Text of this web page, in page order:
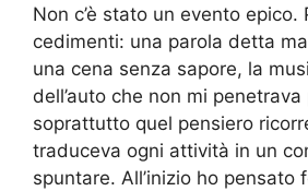
Non c’è stato un evento epico.
cedimenti: una parola detta
una cena senza sapore, la
dell’auto che non mi penetrava
soprattutto quel pensiero
traduceva ogni attività in un
spuntare. All’inizio ho pensato